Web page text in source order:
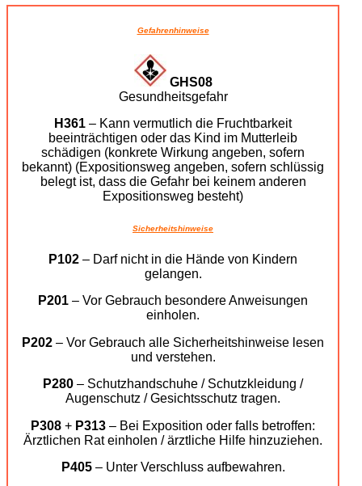
Gefahrenhinweise
GHS08
Gesundheitsgefahr
H361 – Kann vermutlich die Fruchtbarkeit
beeinträchtigen oder das Kind im Mutterleib
schädigen (konkrete Wirkung angeben, sofern
bekannt) (Expositionsweg angeben, sofern schlüssig
belegt ist, dass die Gefahr bei keinem anderen
Expositionsweg besteht)
Sicherheitshinweise
P102 – Darf nicht in die Hände von Kindern
gelangen.
P201 – Vor Gebrauch besondere Anweisungen
einholen.
P202 – Vor Gebrauch alle Sicherheitshinweise lesen
und verstehen.
P280 – Schutzhandschuhe / Schutzkleidung /
Augenschutz / Gesichtsschutz tragen.
P308 + P313 – Bei Exposition oder falls betroffen:
Ärztlichen Rat einholen / ärztliche Hilfe hinzuziehen.
P405– Unter Verschluss aufbewahren.